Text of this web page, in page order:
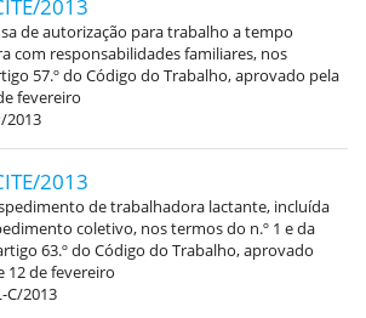
2013
de autorização para trabalho a tempo
com responsabilidades familiares, nos
57.º do Código do Trabalho, aprovado pela
fevereiro
2013
2013
de trabalhadora lactante, incluída
coletivo, nos termos do n.º 1 e da
63.º do Código do Trabalho, aprovado
12 de fevereiro
C/2013